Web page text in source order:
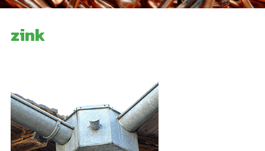
zink